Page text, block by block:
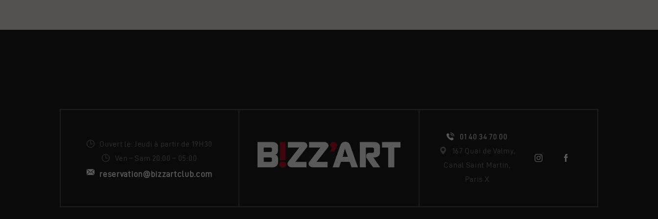
Ouvert le: Jeudi à partir de 19H30
Ven – Sam 20:00 – 05:00
reservation@bizzartclub.com
01 40 34 70 00
167 Quai de Valmy,
Canal Saint Martin,
Paris X